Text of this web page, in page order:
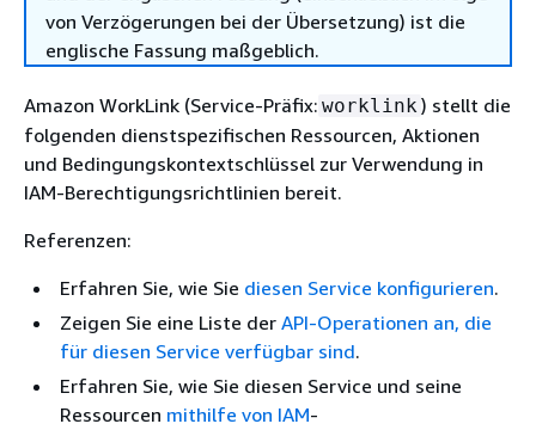
von Verzögerungen bei der Übersetzung) ist die
englische Fassung maßgeblich.
Amazon WorkLink (Service-Präfix: worklink) stellt die
folgenden dienstspezifischen Ressourcen, Aktionen
und Bedingungskontextschlüssel zur Verwendung in
IAM-Berechtigungsrichtlinien bereit.
Referenzen:
Erfahren Sie, wie Sie diesen Service konfigurieren.
Zeigen Sie eine Liste der API-Operationen an, die
für diesen Service verfügbar sind.
Erfahren Sie, wie Sie diesen Service und seine
Ressourcen mithilfe von IAM-